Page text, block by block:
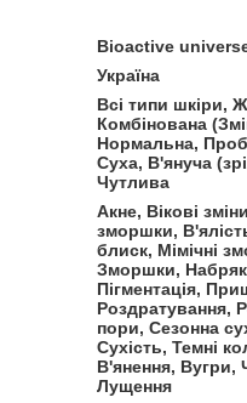
Bioactive
Україна
Всі типи шкіри,
Комбінована
Нормальна,
Суха, В'януча
Чутлива
Акне, Вікові
зморшки,
блиск, Мімічні
Зморшки,
Пігментація,
Роздратування,
пори, Сезонна
Сухість, Темні
В'янення, Вугри,
Лущення